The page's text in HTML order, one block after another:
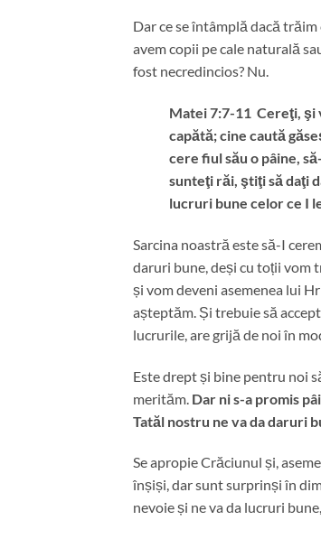
Dar ce se întâmplă dacă
avem copii pe cale naturală
fost necredincios? Nu.
Matei 7:7-11 Cereţi, şi
capătă; cine caută
cere fiul său o pâine,
sunteţi răi, ştiţi să daţi
lucruri bune celor ce I
Sarcina noastră este să-I
daruri bune, deși cu toții vom
și vom deveni asemenea lui
așteptăm. Și trebuie să
lucrurile, are grijă de noi în
Este drept și bine pentru noi
merităm. Dar ni s-a promis
Tatăl nostru ne va da daruri
Se apropie Crăciunul și,
înșiși, dar sunt surprinși în
nevoie și ne va da lucruri